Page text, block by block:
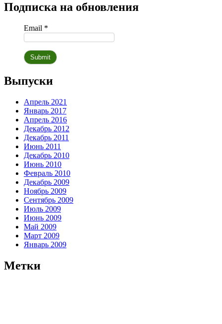
Подписка на обновления
Email *
Выпуски
Апрель 2021
Январь 2017
Апрель 2016
Декабрь 2012
Декабрь 2011
Июнь 2011
Декабрь 2010
Июнь 2010
Февраль 2010
Декабрь 2009
Ноябрь 2009
Сентябрь 2009
Июль 2009
Июнь 2009
Май 2009
Март 2009
Январь 2009
Метки